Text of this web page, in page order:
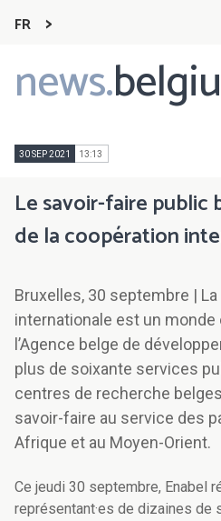
FR
news.
Main
navigation
30 SEP 2021 13:13
Le savoir-faire public
de la coopération
Bruxelles, 30 septembre |
internationale est un monde
l’Agence belge de
plus de soixante services
centres de recherche
savoir-faire au service des
Afrique et au Moyen-Orient.
Ce jeudi 30 septembre, Enabel
représentant·es de dizaines de